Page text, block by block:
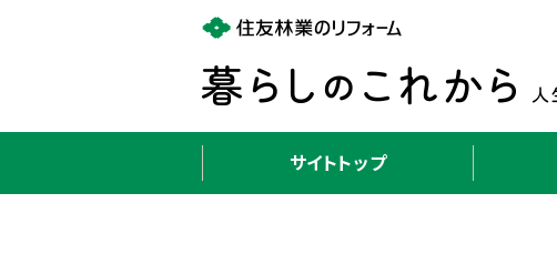
サイトトップ